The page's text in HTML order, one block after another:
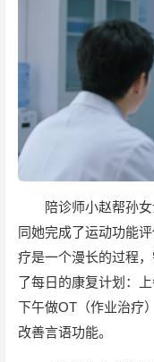
陪诊师小赵帮孙
同她完成了运动功能
疗是一个漫长的过程
了每日的康复计划：
下午做OT（作业治疗
改善言语功能。